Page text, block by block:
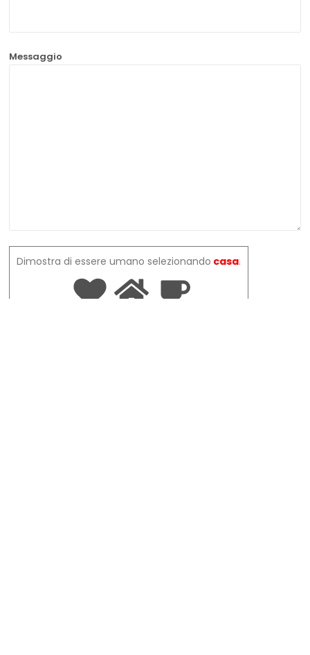
Messaggio
Dimostra di essere umano selezionando casa.